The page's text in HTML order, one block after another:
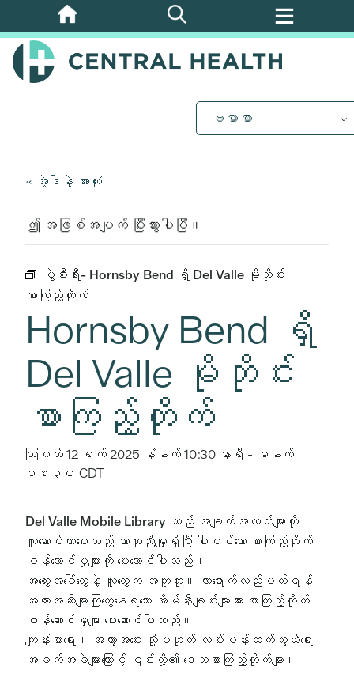
အဓိက
အကြောင်းအရာ
သို့
ဗမာစာ
« အဲ့ဒါနဲ့ အားလုံး
ဤ အဖြစ်အပျက် ပြီးသွားပါပြီ။
ပွဲစီးရီး- Hornsby Bend ရှိ Del Valle မိုဘိုင်း
စာကြည့်တိုက်
Hornsby Bend ရှိ
Del Valle မိုဘိုင်း
စာကြည့်တိုက်
ဩဂုတ် 12 ရက် 2025 နံနက် 10:30 နာရီ - မနက်
၁၁း၃၀ CDT
Del Valle Mobile Library သည် အချက်အလက်များကို
ယူဆောင်လာပေးသည့် သာတူညီမျှရှိပြီး ပါဝင်သော စာကြည့်တိုက်
ဝန်ဆောင်မှုများကို ပေးဆောင်ပါသည်။
အတွေးအခေါ်တွေနဲ့ လူတွေက အတူတူ။ လာရောက်လည်ပတ်ရန်
အတားအဆီးများကြုံတွေ့နေရသော အိမ်နီးချင်းများအား စာကြည့်တိုက်
ဝန်ဆောင်မှုများ ပေးဆောင်ပါသည်။
ကျန်းမာရေး၊ အကွာအဝေး သို့မဟုတ် လမ်းပန်းဆက်သွယ်ရေး
အခက်အခဲများကြောင့် ၎င်းတို့၏ ဒေသစာကြည့်တိုက်များ။